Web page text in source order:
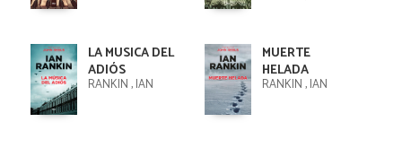
LA MUSICA DEL
ADIÓS
RANKIN , IAN
MUERTE
HELADA
RANKIN , IAN